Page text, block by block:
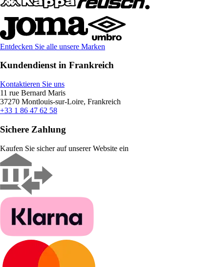
Entdecken Sie alle unsere Marken
Kundendienst in Frankreich
Kontaktieren Sie uns
11 rue Bernard Maris
37270 Montlouis-sur-Loire, Frankreich
+33 1 86 47 62 58
Sichere Zahlung
Kaufen Sie sicher auf unserer Website ein